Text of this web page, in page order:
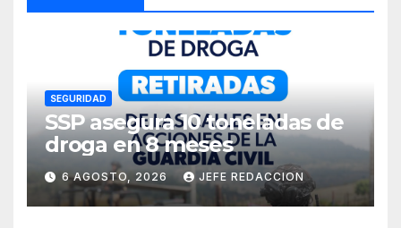
SEGURIDAD
SSP asegura 10 toneladas de
droga en 8 meses
6 AGOSTO, 2026 JEFE REDACCION